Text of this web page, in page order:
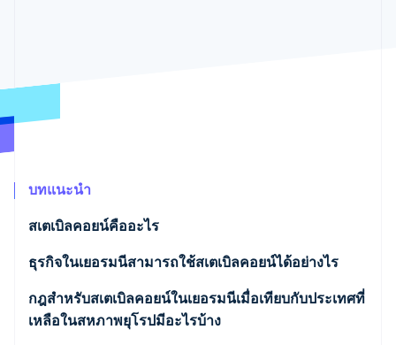
การก่อตั้งบริษัทสตาร์ทอัพ
Stripe Sessions 2026
AI อย่างไร
รับชมเลย
บทแนะนำ
สเตเบิลคอยน์คืออะไร
ธุรกิจในเยอรมนีสามารถใช้สเตเบิลคอยน์ได้อย่างไร
การโอนเงินต่างชาติ
ตัวเลือกการชำระเงินสำหรับลูกค้า
กฎสำหรับสเตเบิลคอยน์ในเยอรมนีเมื่อเทียบกับประเทศที่
เหลือในสหภาพยุโรปมีอะไรบ้าง